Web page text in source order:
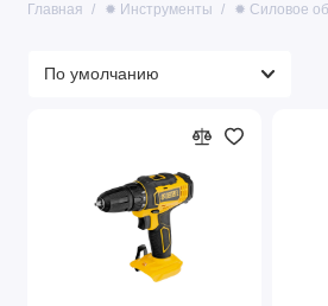
Главная ✹ Инструменты ✹ Силовое